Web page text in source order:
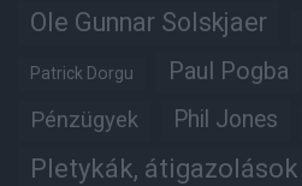
Ole Gunnar Solskjaer
Patrick Dorgu Paul Pogba
Pénzügyek Phil Jones
Pletykák, átigazolások